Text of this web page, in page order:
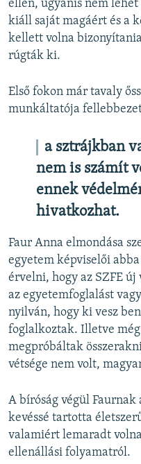
720p
ellen, ugyanis nem
kiáll saját magáért és a
kellett volna
rúgták ki.
Első fokon már tavaly
munkáltatója
a sztrájkban
nem is számít
ennek
hivatkozhat.
Faur Anna elmondása
egyetem képviselői
érvelni, hogy az SZFE
az egyetemfoglalást
nyilván, hogy ki vesz
foglalkoztak. Illetve
megpróbáltak
vétsége nem volt,
A bíróság végül
kevéssé tartotta
valamiért lemaradt
ellenállási folyamatról.